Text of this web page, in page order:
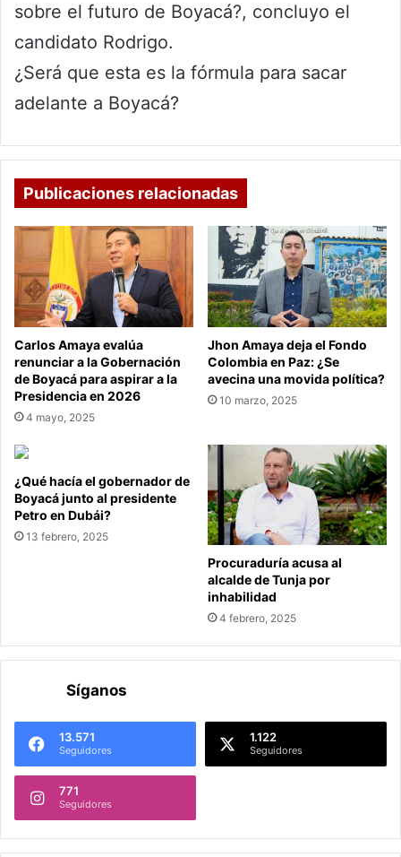
sobre el futuro de Boyacá?, concluyo el
candidato Rodrigo.
¿Será que esta es la fórmula para sacar
adelante a Boyacá?
Publicaciones relacionadas
Carlos Amaya evalúa
renunciar a la Gobernación
de Boyacá para aspirar a la
Presidencia en 2026
4 mayo, 2025
Jhon Amaya deja el Fondo
Colombia en Paz: ¿Se
avecina una movida política?
10 marzo, 2025
¿Qué hacía el gobernador de
Boyacá junto al presidente
Petro en Dubái?
13 febrero, 2025
Procuraduría acusa al
alcalde de Tunja por
inhabilidad
4 febrero, 2025
Síganos
13.571
Seguidores
1.122
Seguidores
771
Seguidores